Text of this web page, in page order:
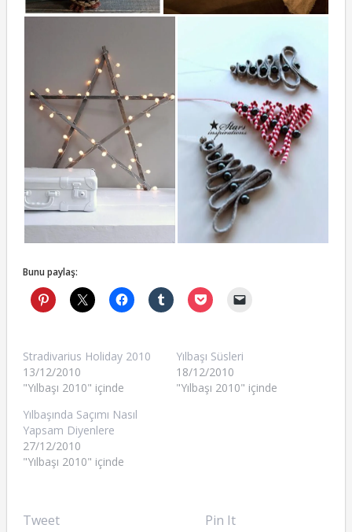
Bunu paylaş:
Stradivarius Holiday 2010
13/12/2010
"Yılbaşı 2010" içinde
Yılbaşı Süsleri
18/12/2010
"Yılbaşı 2010" içinde
Yılbaşında Saçımı Nasıl
Yapsam Diyenlere
27/12/2010
"Yılbaşı 2010" içinde
Tweet Pin It